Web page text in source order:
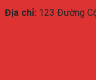
Địa chỉ: 123 Đường